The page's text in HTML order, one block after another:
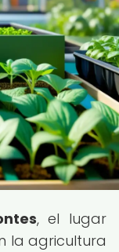
, el lugar
la agricultura